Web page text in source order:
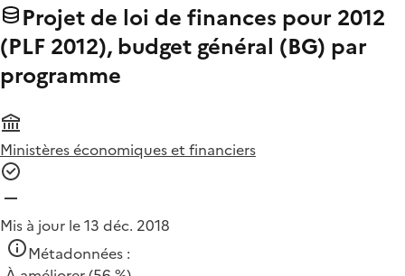
Projet de loi de finances pour 2012
(PLF 2012), budget général (BG) par
programme
Ministères économiques et financiers
Mis à jour le 13 déc. 2018
Métadonnées :